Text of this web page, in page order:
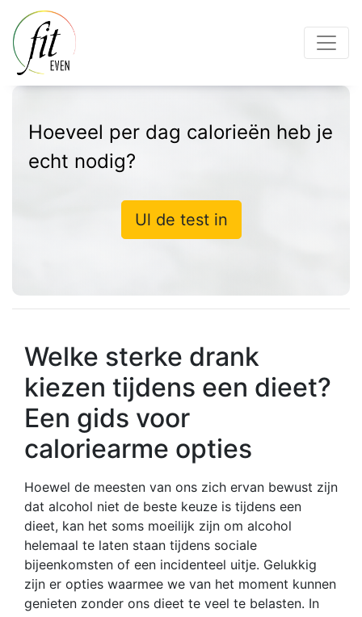
Hoeveel per dag calorieën heb je
echt nodig?
Ul de test in
Welke sterke drank
kiezen tijdens een dieet?
Een gids voor
caloriearme opties
Hoewel de meesten van ons zich ervan bewust zijn
dat alcohol niet de beste keuze is tijdens een
dieet, kan het soms moeilijk zijn om alcohol
helemaal te laten staan tijdens sociale
bijeenkomsten of een incidenteel uitje. Gelukkig
zijn er opties waarmee we van het moment kunnen
genieten zonder ons dieet te veel te belasten. In